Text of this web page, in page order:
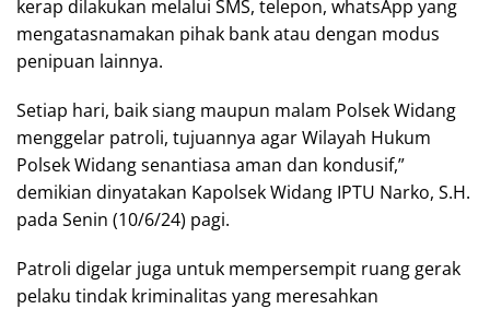
kerap dilakukan melalui SMS, telepon, whatsApp yang
mengatasnamakan pihak bank atau dengan modus
penipuan lainnya.
Setiap hari, baik siang maupun malam Polsek Widang
menggelar patroli, tujuannya agar Wilayah Hukum
Polsek Widang senantiasa aman dan kondusif,”
demikian dinyatakan Kapolsek Widang IPTU Narko, S.H.
pada Senin (10/6/24) pagi.
Patroli digelar juga untuk mempersempit ruang gerak
pelaku tindak kriminalitas yang meresahkan